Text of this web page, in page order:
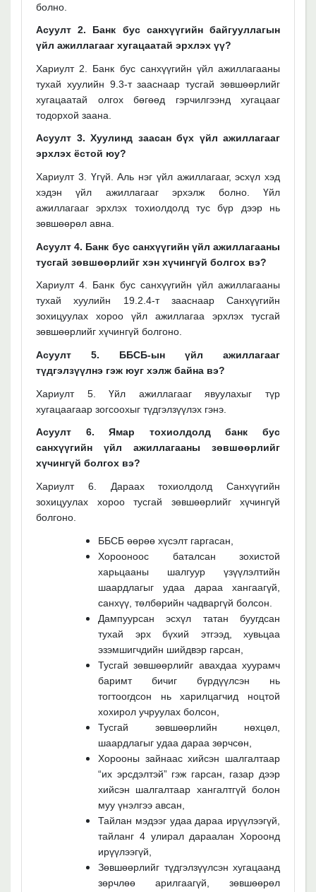
болно.
Асуулт 2. Банк бус санхүүгийн байгууллагын
үйл ажиллагааг хугацаатай эрхлэх үү?
Хариулт 2. Банк бус санхүүгийн үйл ажиллагааны
тухай хуулийн 9.3-т зааснаар тусгай зөвшөөрлийг
хугацаатай олгох бөгөөд гэрчилгээнд хугацааг
тодорхой заана.
Асуулт 3. Хуулинд заасан бүх үйл ажиллагааг
эрхлэх ёстой юу?
Хариулт 3. Үгүй. Аль нэг үйл ажиллагааг, эсхүл хэд
хэдэн үйл ажиллагааг эрхэлж болно. Үйл
ажиллагааг эрхлэх тохиолдолд тус бүр дээр нь
зөвшөөрөл авна.
Асуулт 4. Банк бус санхүүгийн үйл ажиллагааны
тусгай зөвшөөрлийг хэн хүчингүй болгох вэ?
Хариулт 4. Банк бус санхүүгийн үйл ажиллагааны
тухай хуулийн 19.2.4-т зааснаар Санхүүгийн
зохицуулах хороо үйл ажиллагаа эрхлэх тусгай
зөвшөөрлийг хүчингүй болгоно.
Асуулт 5. ББСБ-ын үйл ажиллагааг
түдгэлзүүлнэ гэж юуг хэлж байна вэ?
Хариулт 5. Үйл ажиллагааг явуулахыг түр
хугацаагаар зогсоохыг түдгэлзүүлэх гэнэ.
Асуулт 6. Ямар тохиолдолд банк бус
санхүүгийн үйл ажиллагааны зөвшөөрлийг
хүчингүй болгох вэ?
Хариулт 6. Дараах тохиолдолд Санхүүгийн
зохицуулах хороо тусгай зөвшөөрлийг хүчингүй
болгоно.
ББСБ өөрөө хүсэлт гаргасан,
Хорооноос баталсан зохистой
харьцааны шалгуур үзүүлэлтийн
шаардлагыг удаа дараа хангаагүй,
санхүү, төлбөрийн чадваргүй болсон.
Дампуурсан эсхүл татан буугдсан
тухай эрх бүхий этгээд, хувьцаа
эзэмшигчдийн шийдвэр гарсан,
Тусгай зөвшөөрлийг авахдаа хуурамч
баримт бичиг бүрдүүлсэн нь
тогтоогдсон нь харилцагчид ноцтой
хохирол учруулах болсон,
Тусгай зөвшөөрлийн нөхцөл,
шаардлагыг удаа дараа зөрчсөн,
Хорооны зайнаас хийсэн шалгалтаар
“их эрсдэлтэй” гэж гарсан, газар дээр
хийсэн шалгалтаар хангалтгүй болон
муу үнэлгээ авсан,
Тайлан мэдээг удаа дараа ирүүлээгүй,
тайланг 4 улирал дараалан Хороонд
ирүүлээгүй,
Зөвшөөрлийг түдгэлзүүлсэн хугацаанд
зөрчлөө арилгаагүй, зөвшөөрөл